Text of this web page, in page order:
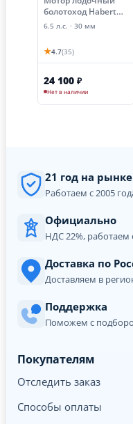
болотоход Habert
(двигатель Loncin
6.5 л.с. · 30 мм
★4.7(35)
24 100 ₽
Нет в наличии
21 год на рынке
Работаем с 2005
Официально
НДС 22%,
Доставка по
Доставляем в
Поддержка
Поможем с
Покупателям
Отследить заказ
Способы оплаты